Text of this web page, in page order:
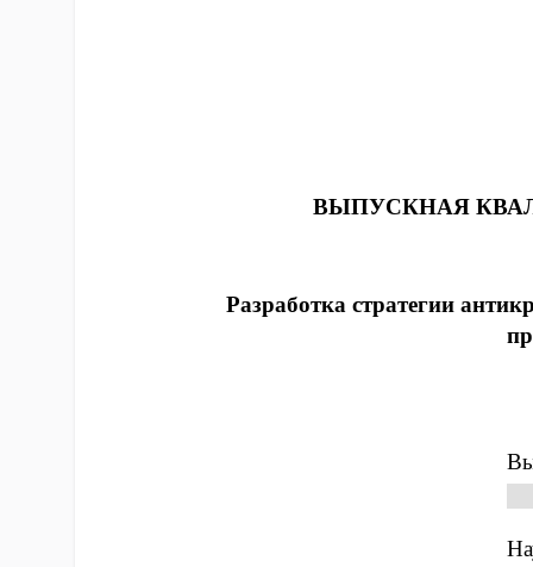
ВЫПУСКНАЯ
Разработка стратегии